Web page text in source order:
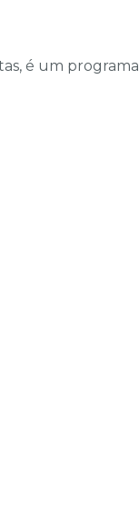
é um programa